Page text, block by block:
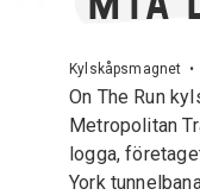
Kylskåpsmagnet
On The Run
Metropolitan
logga,
York